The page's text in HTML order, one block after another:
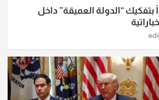
بتفكيك “الدولة العميقة” داخل